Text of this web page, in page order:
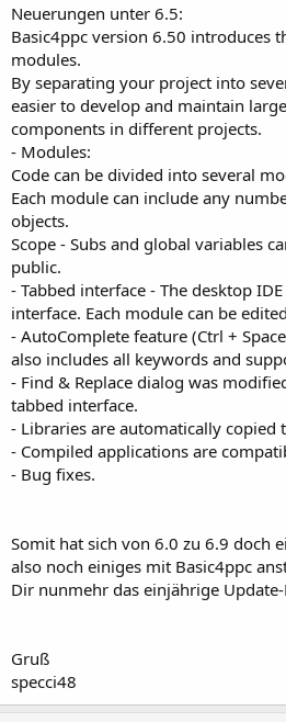
Neuerungen unter 6.5:
Basic4ppc version 6.50 introduces
modules.
By separating your project into
easier to develop and maintain
components in different projects.
- Modules:
Code can be divided into several
Each module can include any
objects.
Scope - Subs and global variables
public.
- Tabbed interface - The desktop
interface. Each module can be
- AutoComplete feature (Ctrl +
also includes all keywords and
- Find & Replace dialog was
tabbed interface.
- Libraries are automatically copied
- Compiled applications are
- Bug fixes.
Somit hat sich von 6.0 zu 6.9 doch
also noch einiges mit Basic4ppc
Dir nunmehr das einjährige
Gruß
specci48